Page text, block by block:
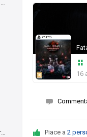
Ghost of Tsushima: Director's Cut
16
Piace a2